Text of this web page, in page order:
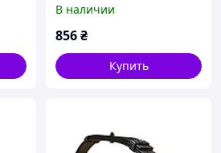
В наличии
856₴
Купить